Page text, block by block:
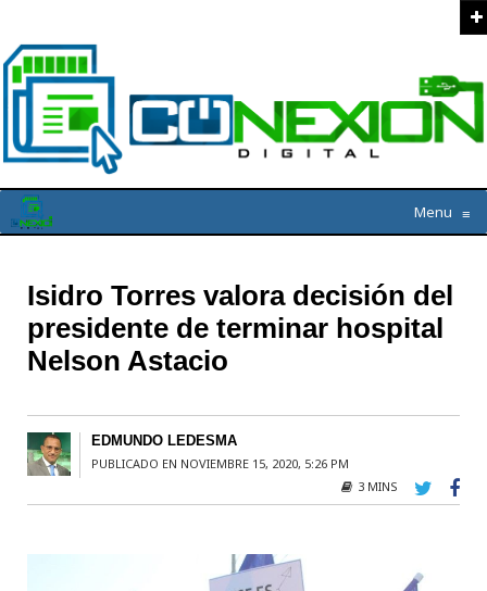
Menu ≡
Isidro Torres valora decisión del
presidente de terminar hospital
Nelson Astacio
EDMUNDO LEDESMA
PUBLICADO EN NOVIEMBRE 15, 2020, 5:26 PM
3 MINS